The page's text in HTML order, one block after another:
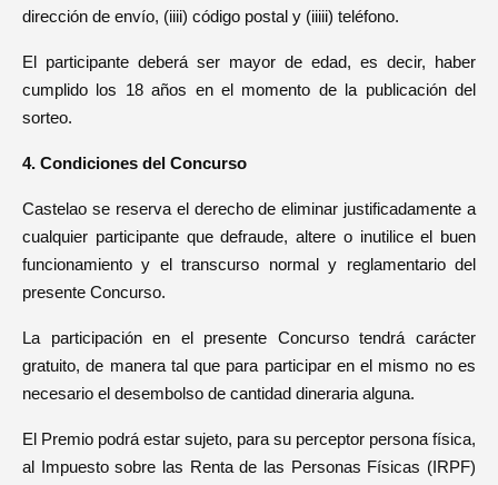
dirección de envío, (iiii) código postal y (iiiii) teléfono.
El participante deberá ser mayor de edad, es decir, haber
cumplido los 18 años en el momento de la publicación del
sorteo.
4. Condiciones del Concurso
Castelao se reserva el derecho de eliminar justificadamente a
cualquier participante que defraude, altere o inutilice el buen
funcionamiento y el transcurso normal y reglamentario del
presente Concurso.
La participación en el presente Concurso tendrá carácter
gratuito, de manera tal que para participar en el mismo no es
necesario el desembolso de cantidad dineraria alguna.
El Premio podrá estar sujeto, para su perceptor persona física,
al Impuesto sobre las Renta de las Personas Físicas (IRPF)